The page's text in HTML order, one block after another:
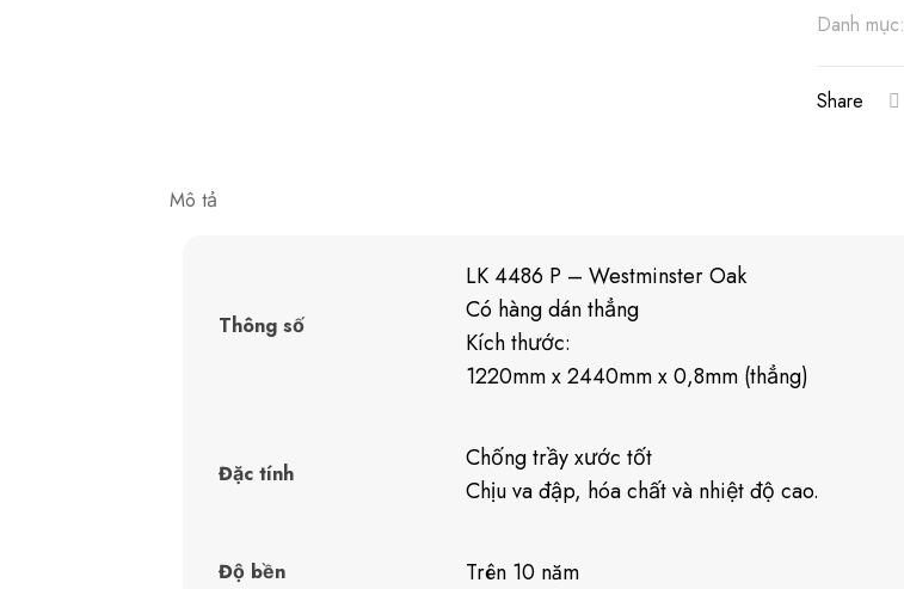
Danh mục:
Share
Mô tả
Thông số
LK 4486 P – Westminster Oak
Có hàng dán thẳng
Kích thước:
1220mm x 2440mm x 0,8mm (thẳng)
Đặc tính
Chống trầy xước tốt
Chịu va đập, hóa chất và nhiệt độ cao.
Độ bền Trên 10 năm